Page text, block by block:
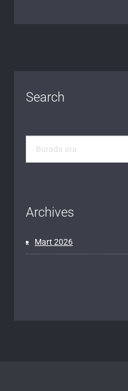
Search
Archives
Mart 2026